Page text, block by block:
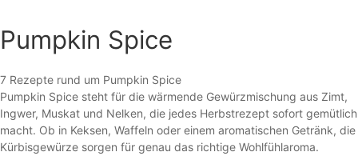
Pumpkin Spice
7 Rezepte rund um Pumpkin Spice
Pumpkin Spice steht für die wärmende Gewürzmischung aus Zimt,
Ingwer, Muskat und Nelken, die jedes Herbstrezept sofort gemütlich
macht. Ob in Keksen, Waffeln oder einem aromatischen Getränk, die
Kürbisgewürze sorgen für genau das richtige Wohlfühlaroma.